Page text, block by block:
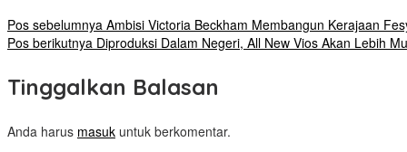
Pos sebelumnya Ambisi Victoria Beckham Membangun Kerajaan
Pos berikutnya Diproduksi Dalam Negeri, All New Vios Akan Lebih
Tinggalkan Balasan
Anda harus masuk untuk berkomentar.